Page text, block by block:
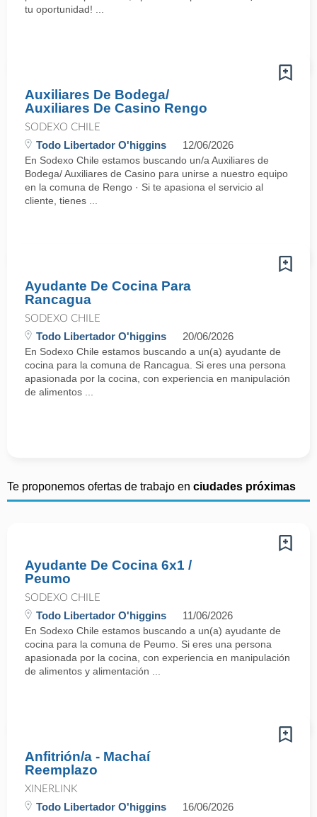
tu oportunidad! ...
Auxiliares De Bodega/
Auxiliares De Casino Rengo
SODEXO CHILE
Todo Libertador O'higgins 12/06/2026
En Sodexo Chile estamos buscando un/a Auxiliares de
Bodega/ Auxiliares de Casino para unirse a nuestro equipo
en la comuna de Rengo · Si te apasiona el servicio al
cliente, tienes ...
Ayudante De Cocina Para
Rancagua
SODEXO CHILE
Todo Libertador O'higgins 20/06/2026
En Sodexo Chile estamos buscando a un(a) ayudante de
cocina para la comuna de Rancagua. Si eres una persona
apasionada por la cocina, con experiencia en manipulación
de alimentos ...
Te proponemos ofertas de trabajo en ciudades próximas
Ayudante De Cocina 6x1 /
Peumo
SODEXO CHILE
Todo Libertador O'higgins 11/06/2026
En Sodexo Chile estamos buscando a un(a) ayudante de
cocina para la comuna de Peumo. Si eres una persona
apasionada por la cocina, con experiencia en manipulación
de alimentos y alimentación ...
Anfitrión/a - Machaí
Reemplazo
XINERLINK
Todo Libertador O'higgins 16/06/2026